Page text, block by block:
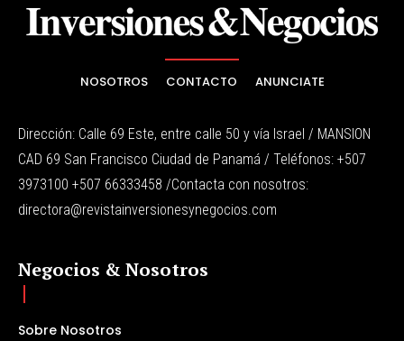
NOSOTROS CONTACTO ANUNCIATE
Dirección: Calle 69 Este, entre calle 50 y vía Israel / MANSION
CAD 69 San Francisco Ciudad de Panamá / Teléfonos: +507
3973100 +507 66333458 /Contacta con nosotros:
directora@revistainversionesynegocios.com
Negocios & Nosotros
Sobre Nosotros